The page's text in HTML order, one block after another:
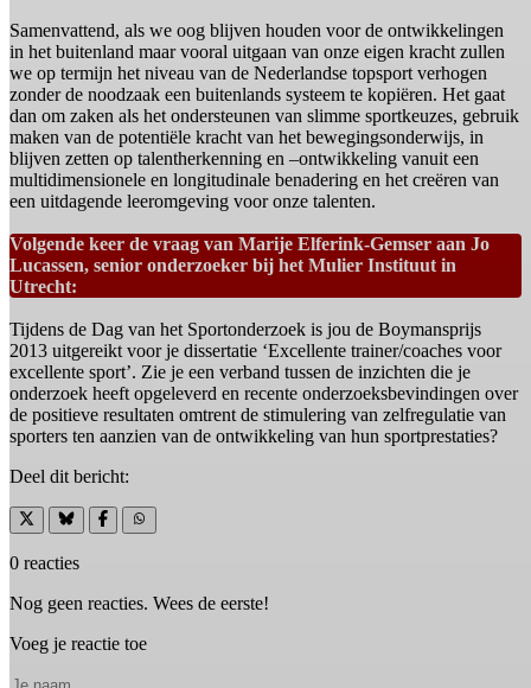
Samenvattend, als we oog blijven houden voor de ontwikkelingen
in het buitenland maar vooral uitgaan van onze eigen kracht zullen
we op termijn het niveau van de Nederlandse topsport verhogen
zonder de noodzaak een buitenlands systeem te kopiëren. Het gaat
dan om zaken als het ondersteunen van slimme sportkeuzes, gebruik
maken van de potentiële kracht van het bewegingsonderwijs, in
blijven zetten op talentherkenning en –ontwikkeling vanuit een
multidimensionele en longitudinale benadering en het creëren van
een uitdagende leeromgeving voor onze talenten.
Volgende keer de vraag van Marije Elferink-Gemser aan Jo
Lucassen, senior onderzoeker bij het Mulier Instituut in
Utrecht:
Tijdens de Dag van het Sportonderzoek is jou de Boymansprijs
2013 uitgereikt voor je dissertatie ‘Excellente trainer/coaches voor
excellente sport’. Zie je een verband tussen de inzichten die je
onderzoek heeft opgeleverd en recente onderzoeksbevindingen over
de positieve resultaten omtrent de stimulering van zelfregulatie van
sporters ten aanzien van de ontwikkeling van hun sportprestaties?
Deel dit bericht:
0 reacties
Nog geen reacties. Wees de eerste!
Voeg je reactie toe